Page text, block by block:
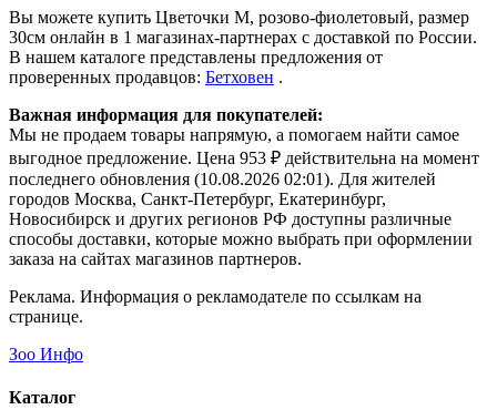
Вы можете купить Цветочки M, розово-фиолетовый, размер
30см онлайн в 1 магазинах-партнерах с доставкой по России.
В нашем каталоге представлены предложения от
проверенных продавцов: Бетховен .
Важная информация для покупателей:
Мы не продаем товары напрямую, а помогаем найти самое
выгодное предложение. Цена 953 ₽ действительна на момент
последнего обновления (10.08.2026 02:01). Для жителей
городов Москва, Санкт-Петербург, Екатеринбург,
Новосибирск и других регионов РФ доступны различные
способы доставки, которые можно выбрать при оформлении
заказа на сайтах магазинов партнеров.
Реклама. Информация о рекламодателе по ссылкам на
странице.
Зоо Инфо
Каталог